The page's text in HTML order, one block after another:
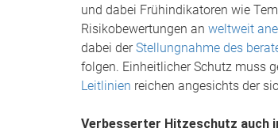
und dabei Frühindikatoren wie
Risikobewertungen an weltweit
dabei derStellungnahme des
folgen. Einheitlicher Schutz muss
Leitlinien reichen angesichts der
Verbesserter Hitzeschutz auch